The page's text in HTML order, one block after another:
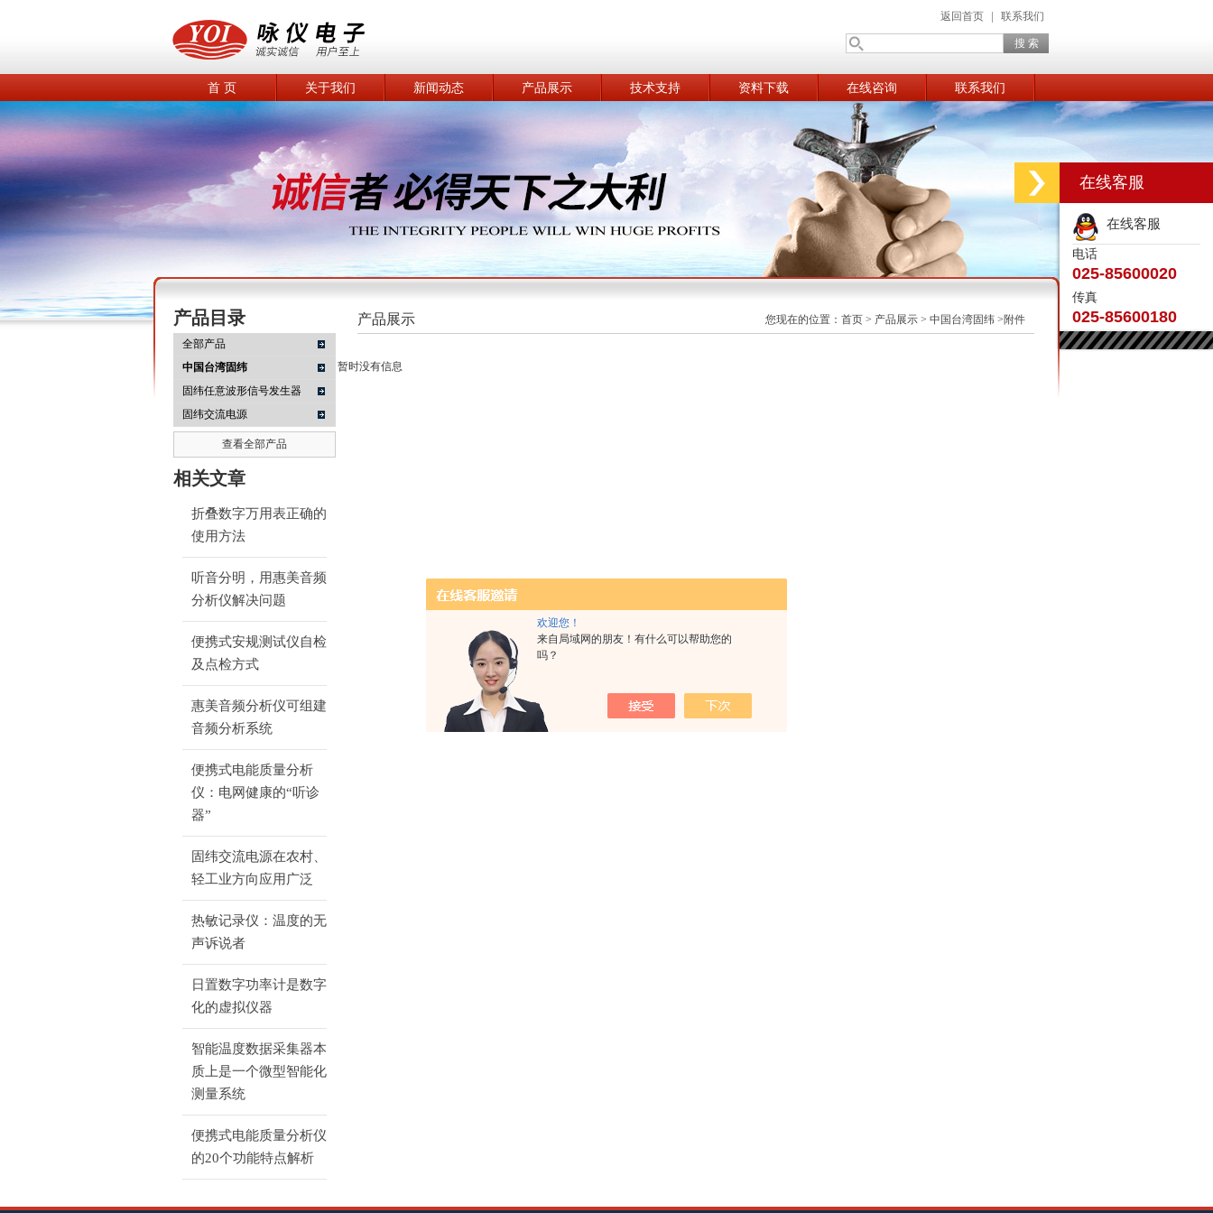
欢迎您！
来自局域网的朋友！有什么可以帮助您的
吗？
南京咏仪电子科技有限公司
返回首页 联系我们
首 页 关于我们 新闻动态 产品展示 技术支持 资料下载 在线咨询 联系我们
产品目录
全部产品
中国台湾固纬
固纬任意波形信号发生器
固纬交流电源
查看全部产品
相关文章
折叠数字万用表正确的
使用方法
听音分明，用惠美音频
分析仪解决问题
便携式安规测试仪自检
及点检方式
惠美音频分析仪可组建
音频分析系统
便携式电能质量分析
仪：电网健康的“听诊
器”
固纬交流电源在农村、
轻工业方向应用广泛
热敏记录仪：温度的无
声诉说者
日置数字功率计是数字
化的虚拟仪器
智能温度数据采集器本
质上是一个微型智能化
测量系统
便携式电能质量分析仪
的20个功能特点解析
产品展示 您现在的位置： 首页 > 产品展示 > 中国台湾固纬 >附件
暂时没有信息
在线客服
在线客服
电话
025-85600020
传真
025-85600180